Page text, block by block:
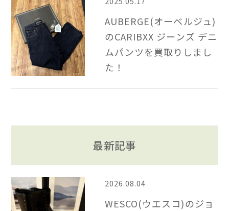
AUBERGE(オーベルジュ)
のCARIBXX ジーンズ デニ
ムパンツを買取りしまし
た！
最新記事
2026.08.04
WESCO(ウエスコ)のジョ